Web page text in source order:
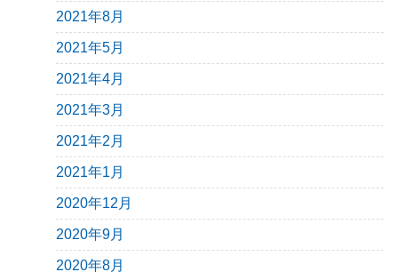
2021年8月
2021年5月
2021年4月
2021年3月
2021年2月
2021年1月
2020年12月
2020年9月
2020年8月